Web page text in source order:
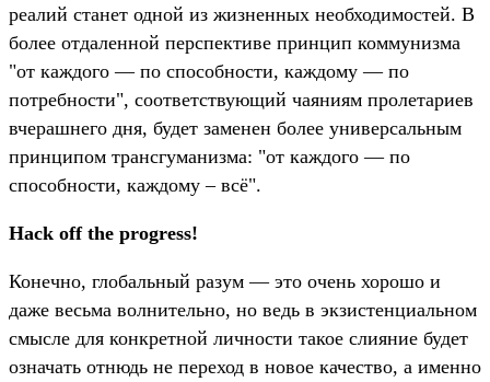
реалий станет одной из жизненных необходимостей. В
более отдаленной перспективе принцип коммунизма
"от каждого — по способности, каждому — по
потребности", соответствующий чаяниям пролетариев
вчерашнего дня, будет заменен более универсальным
принципом трансгуманизма: "от каждого — по
способности, каждому – всё".
Hack off the progress!
Конечно, глобальный разум — это очень хорошо и
даже весьма волнительно, но ведь в экзистенциальном
смысле для конкретной личности такое слияние будет
означать отнюдь не переход в новое качество, а именно